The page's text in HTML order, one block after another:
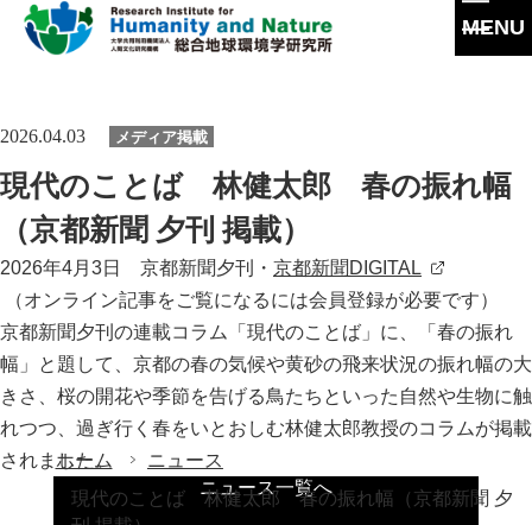
ス
ッ
プ
MENU
研究所概要
所長挨拶
理念・達成目標
運営体制・方針
社会連携
沿革
情報公開
施設紹介
研究活動
研究体制・研究の流れ
研究一覧
スタッフ一覧
過去の研究
研究成果
研究成果一覧
最新論文
共同利用
共同利用
実験施設
大学院教育
イベント
刊行物
2026.04.03 メディア掲載
現代のことば 林健太郎 春の振れ幅
（京都新聞 夕刊 掲載）
2026年4月3日 京都新聞夕刊・ 京都新聞DIGITAL
（オンライン記事をご覧になるには会員登録が必要です）
京都新聞夕刊の連載コラム「現代のことば」に、「春の振れ
幅」と題して、京都の春の気候や黄砂の飛来状況の振れ幅の大
きさ、桜の開花や季節を告げる鳥たちといった自然や生物に触
れつつ、過ぎ行く春をいとおしむ林健太郎教授のコラムが掲載
されました。
ニュース一覧へ
ホーム
ニュース
現代のことば 林健太郎 春の振れ幅（京都新聞 夕